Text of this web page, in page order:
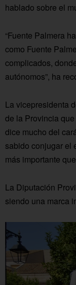
hablado sobre el
“Fuente Palmera
como Fuente
complicados,
autónomos”, ha
La vicepresidenta
de la Provincia
dice mucho del
sabido conjugar el
más importante
La Diputación
siendo una marca